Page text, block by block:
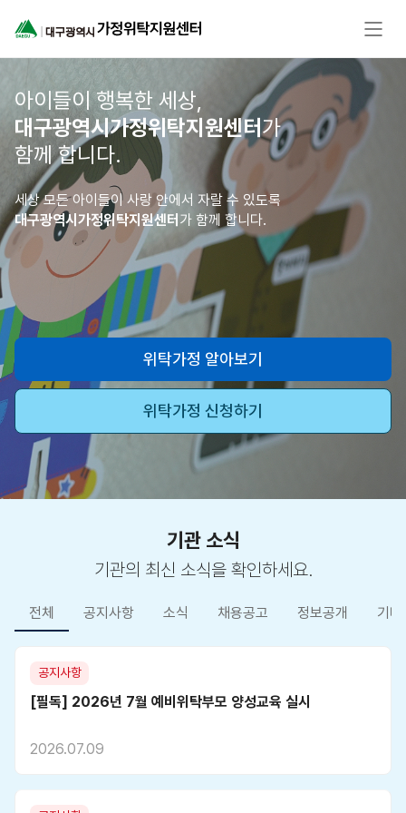
아이들이 행복한 세상,
대구광역시가정위탁지원센터가
함께 합니다.
세상 모든 아이들이 사랑 안에서 자랄 수 있도록
대구광역시가정위탁지원센터 가 함께 합니다.
위탁가정 알아보기
위탁가정 신청하기
기관 소식
기관의 최신 소식을 확인하세요.
전체 공지사항 소식 채용공고 정보공개 기타
공지사항
[필독] 2026년 7월 예비위탁부모 양성교육 실시
2026.07.09